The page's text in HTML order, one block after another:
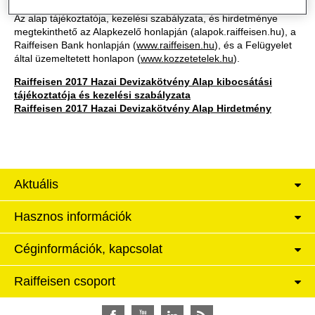
Az alap tájékoztatója, kezelési szabályzata, és hirdetménye
megtekinthető az Alapkezelő honlapján (alapok.raiffeisen.hu), a
Raiffeisen Bank honlapján (www.raiffeisen.hu), és a Felügyelet
által üzemeltetett honlapon (www.kozzetetelek.hu).
Raiffeisen 2017 Hazai Devizakötvény Alap kibocsátási
tájékoztatója és kezelési szabályzata
Raiffeisen 2017 Hazai Devizakötvény Alap Hirdetmény
Aktuális
Hasznos információk
Céginformációk, kapcsolat
Raiffeisen csoport